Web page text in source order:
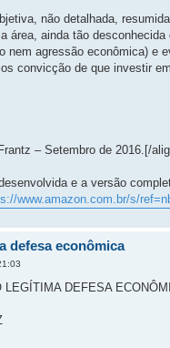
não detalhada,
área, ainda tão
nem agressão econômica) e
convicção de que investir
– Setembro de 2016.[/
e a versão
www.amazon.com.br/s/
defesa econômica
DEFESA